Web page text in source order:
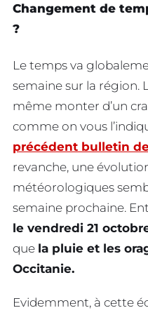
Changement de
?
Le temps va
semaine sur la région.
même monter d’un
comme on vous
précédent bulletin
revanche, une
météorologiques
semaine prochaine.
le vendredi 21
que la pluie et les
Occitanie.
Evidemment, à cette